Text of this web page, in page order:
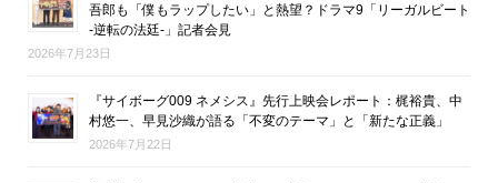
吾郎も「僕もラップしたい」と熱望？ドラマ9「リーガルビート
-逆転の法廷-」記者会見
2026年7月23日
『サイボーグ009 ネメシス』先行上映会レポート：梶裕貴、中
村悠一、早見沙織が語る「不変のテーマ」と「新たな正義」
2026年7月22日